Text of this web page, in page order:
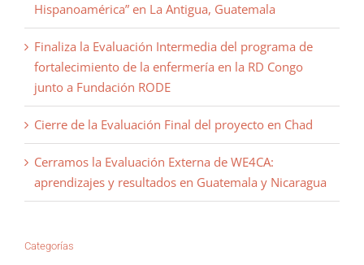
Hispanoamérica” en La Antigua, Guatemala
Finaliza la Evaluación Intermedia del programa de
fortalecimiento de la enfermería en la RD Congo
junto a Fundación RODE
Cierre de la Evaluación Final del proyecto en Chad
Cerramos la Evaluación Externa de WE4CA:
aprendizajes y resultados en Guatemala y Nicaragua
Categorías